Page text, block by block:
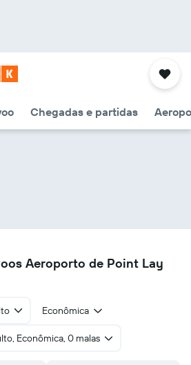
Chegadas e partidas
Aeroporto de Point Lay
Econômica
Econômica, 0 malas